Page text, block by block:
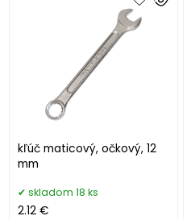
kľúč maticový, očkový, 12
mm
skladom 18 ks
2.12 €